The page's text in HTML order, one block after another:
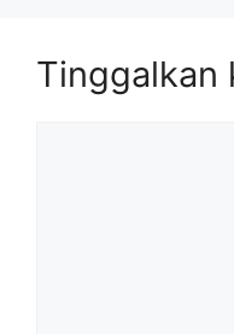
Tinggalkan